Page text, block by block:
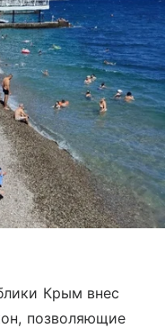
Крым внес
позволяющие